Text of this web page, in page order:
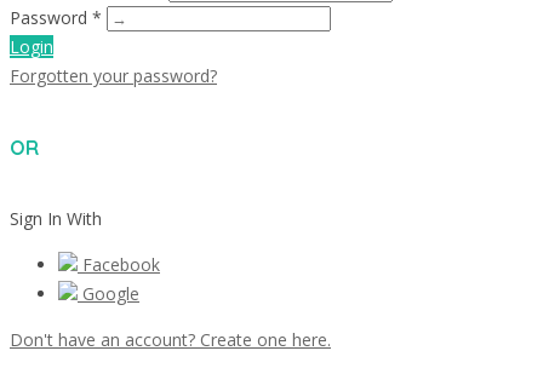
Password *
Login
Forgotten your password?
OR
Sign In With
Facebook
Google
Don't have an account? Create one here.